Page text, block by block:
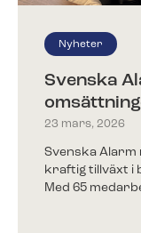
Redo för
Fyll i ditt
våra trevliga
Nyheter
Svenska
23 mars, 2026
Svenska
kraftig tillväxt i
Med 65